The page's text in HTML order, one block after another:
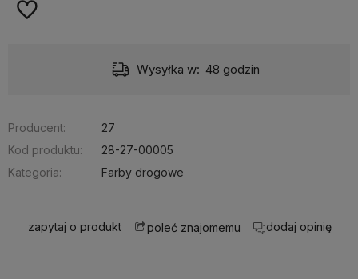
Wysyłka w: 48 godzin
Producent:
27
Kod produktu:
28-27-00005
Kategoria:
Farby drogowe
zapytaj o produkt poleć znajomemu dodaj opinię